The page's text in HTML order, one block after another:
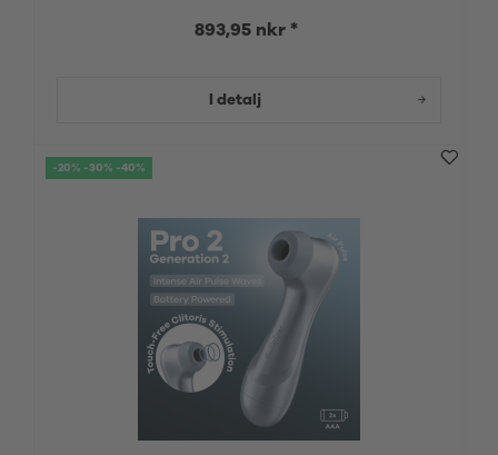
893,95 nkr *
I detalj
-20% -30% -40%